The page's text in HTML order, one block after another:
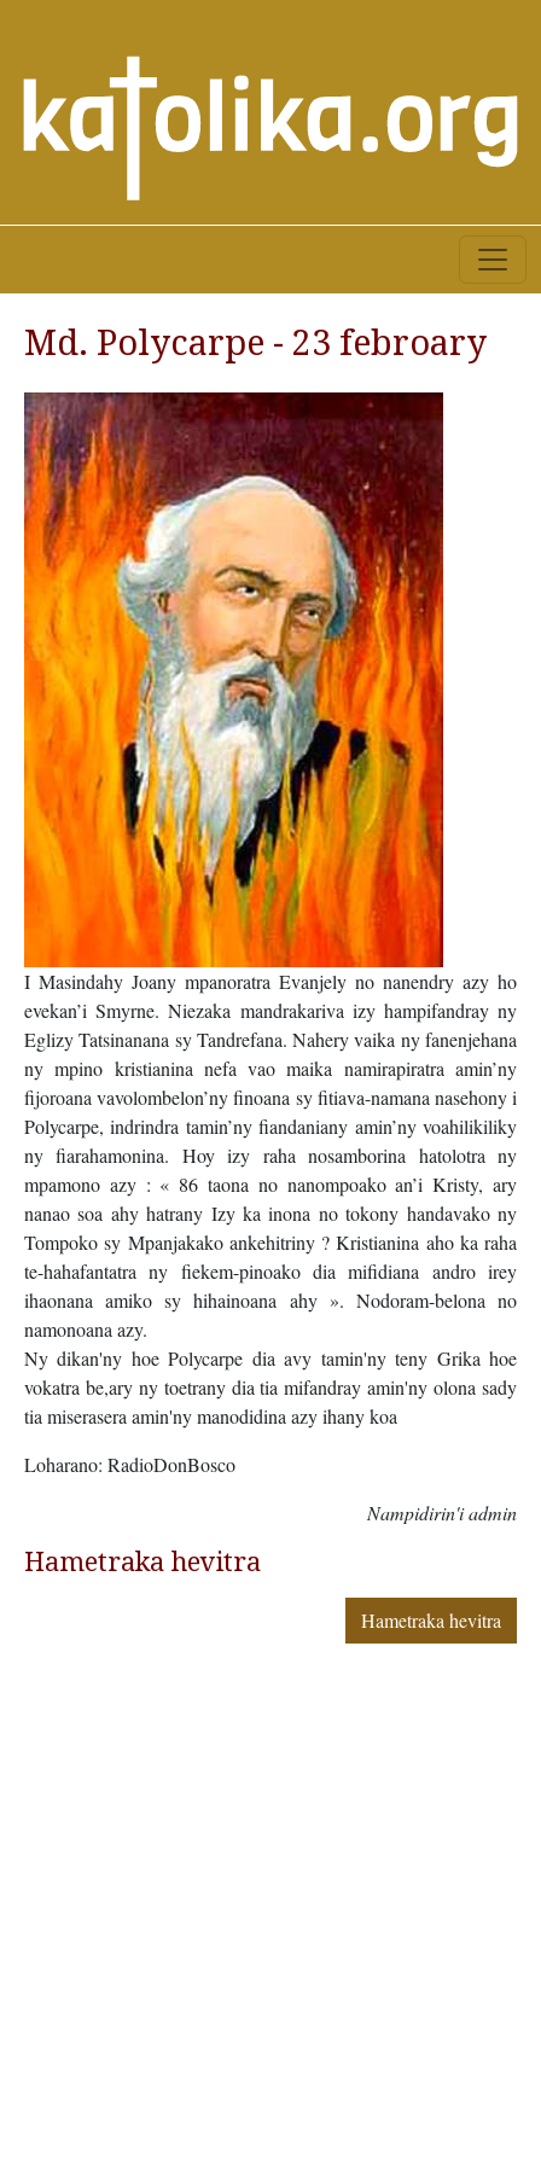
Md. Polycarpe - 23 febroary
I Masindahy Joany mpanoratra Evanjely no nanendry azy ho
evekan’i Smyrne. Niezaka mandrakariva izy hampifandray ny
Eglizy Tatsinanana sy Tandrefana. Nahery vaika ny fanenjehana
ny mpino kristianina nefa vao maika namirapiratra amin’ny
fijoroana vavolombelon’ny finoana sy fitiava-namana nasehony i
Polycarpe, indrindra tamin’ny fiandaniany amin’ny voahilikiliky
ny fiarahamonina. Hoy izy raha nosamborina hatolotra ny
mpamono azy : « 86 taona no nanompoako an’i Kristy, ary
nanao soa ahy hatrany Izy ka inona no tokony handavako ny
Tompoko sy Mpanjakako ankehitriny ? Kristianina aho ka raha
te-hahafantatra ny fiekem-pinoako dia mifidiana andro irey
ihaonana amiko sy hihainoana ahy ». Nodoram-belona no
namonoana azy.
Ny dikan'ny hoe Polycarpe dia avy tamin'ny teny Grika hoe
vokatra be,ary ny toetrany dia tia mifandray amin'ny olona sady
tia miserasera amin'ny manodidina azy ihany koa
Loharano: RadioDonBosco
Nampidirin'i admin
Hametraka hevitra
Hametraka hevitra